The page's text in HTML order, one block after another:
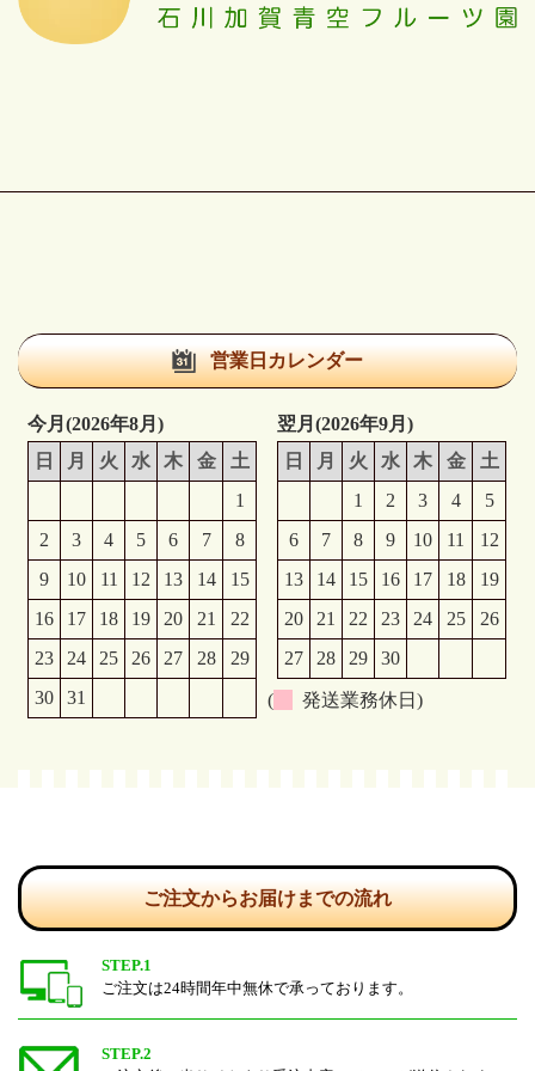
営業日カレンダー
今月(2026年8月)
日
月 火 水 木 金
土
1
2
3 4 5 6 7
8
9
10 11 12 13 14
15
16
17 18 19 20 21
22
23
24 25 26 27 28
29
30
31
翌月(2026年9月)
日
月 火 水 木 金
土
1
2 3 4
5
6
7 8 9 10 11
12
13
14 15 16 17 18
19
20
21 22 23 24 25
26
27
28 29 30
( 発送業務休日)
ご注文からお届けまでの流れ
STEP.1
ご注文は24時間年中無休で承っております。
STEP.2